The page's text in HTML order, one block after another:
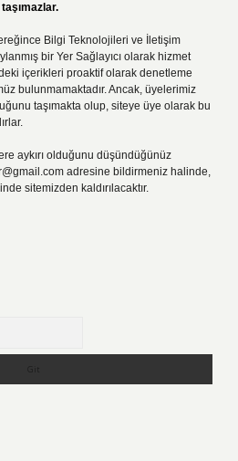
Bilgi Teknolojileri ve İletişim
bir Yer Sağlayıcı olarak hizmet
içerikleri proaktif olarak denetleme
bulunmamaktadır. Ancak, üyelerimiz
taşımakta olup, siteye üye olarak bu
aykırı olduğunu düşündüğünüz
adresine bildirmeniz halinde,
sitemizden kaldırılacaktır.